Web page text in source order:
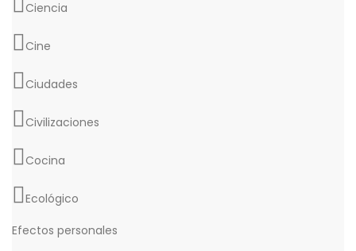
Ciencia
Cine
Ciudades
Civilizaciones
Cocina
Ecológico
Efectos personales